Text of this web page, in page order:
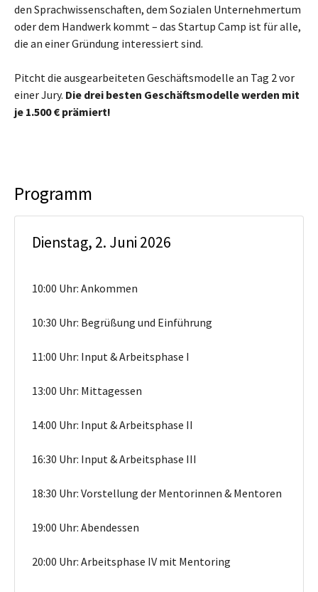
den Sprachwissenschaften, dem Sozialen Unternehmertum
oder dem Handwerk kommt – das Startup Camp ist für alle,
die an einer Gründung interessiert sind.
Pitcht die ausgearbeiteten Geschäftsmodelle an Tag 2 vor
einer Jury. Die drei besten Geschäftsmodelle werden mit
je 1.500 € prämiert!
Programm
Dienstag, 2. Juni 2026
10:00 Uhr: Ankommen
10:30 Uhr: Begrüßung und Einführung
11:00 Uhr: Input & Arbeitsphase I
13:00 Uhr: Mittagessen
14:00 Uhr: Input & Arbeitsphase II
16:30 Uhr: Input & Arbeitsphase III
18:30 Uhr: Vorstellung der Mentorinnen & Mentoren
19:00 Uhr: Abendessen
20:00 Uhr: Arbeitsphase IV mit Mentoring